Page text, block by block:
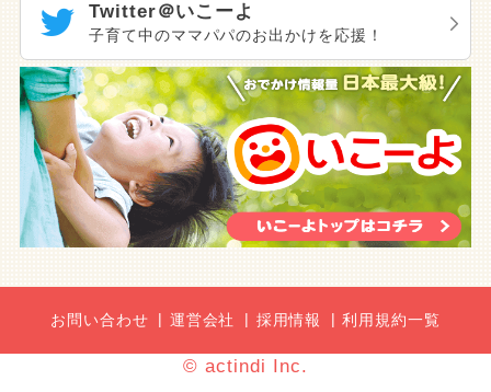
Twitter＠いこーよ
子育て中のママパパのお出かけを応援！
お問い合わせ 運営会社 採用情報 利用規約一覧
© actindi Inc.